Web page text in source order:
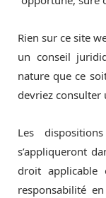
Rien sur ce site
un conseil
nature que ce
devriez
Les
s’appliqueront
droit applicable
responsabilité